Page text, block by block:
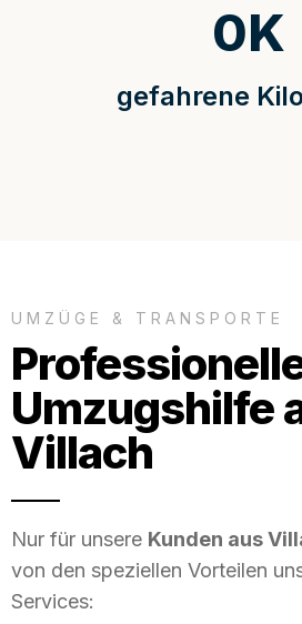
gefahrene
0K
UMZÜGE & TRANSPORTE
Umzugshilfe
Villach
Nur für unsere Kunden aus
von den speziellen Vorteilen
Services: